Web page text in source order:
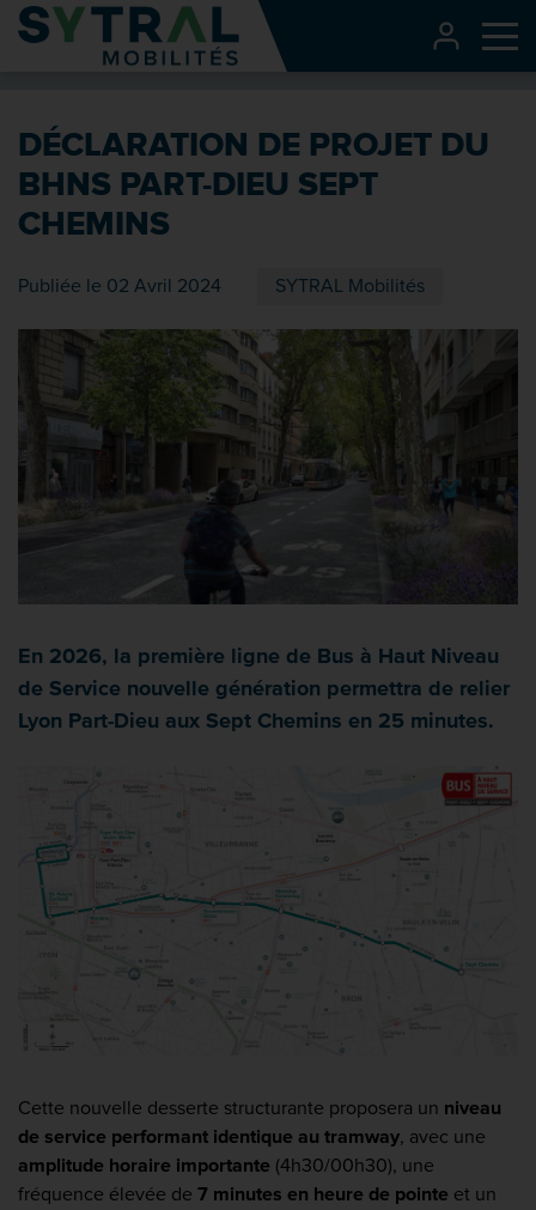
Contenu
Entête de page
Recherche
Pied de page
DÉCLARATION DE PROJET DU
BHNS PART-DIEU SEPT
CHEMINS
Publiée le 02 Avril 2024 SYTRAL Mobilités
En 2026, la première ligne de Bus à Haut Niveau
de Service nouvelle génération permettra de relier
Lyon Part-Dieu aux Sept Chemins en 25 minutes.
Cette nouvelle desserte structurante proposera un niveau
de service performant identique au tramway, avec une
amplitude horaire importante (4h30/00h30), une
fréquence élevée de 7 minutes en heure de pointe et un